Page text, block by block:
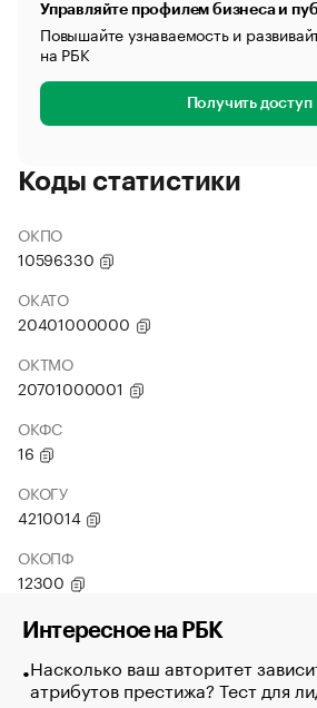
Управляйте профилем бизнеса и
Повышайте узнаваемость и
на РБК
Получить доступ
Коды статистики
ОКПО
10596330
ОКАТО
20401000000
ОКТМО
20701000001
ОКФС
16
ОКОГУ
4210014
ОКОПФ
12300
Интересное на РБК
Насколько ваш авторитет
атрибутов престижа? Тест для